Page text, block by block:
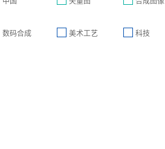
数码合成 美术工艺 科技